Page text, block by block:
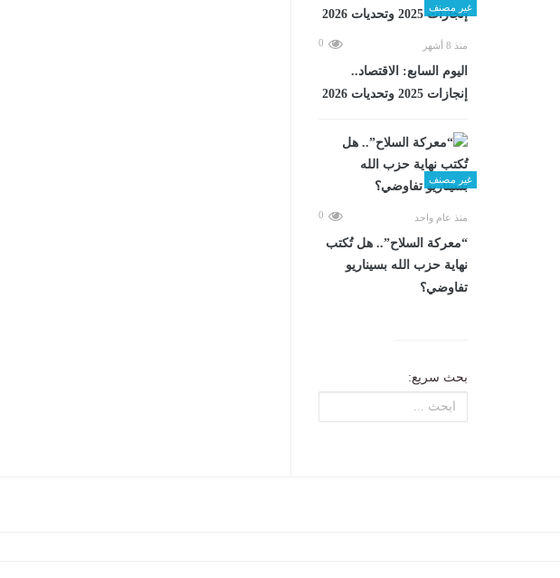
غير مصنف
منذ 8 أشهر 0
اليوم السابع: الاقتصاد..
إنجازات 2025 وتحديات 2026
غير مصنف
منذ عام واحد 0
“معركة السلاح”.. هل تُكتب
نهاية حزب الله بسيناريو
تفاوضي؟
بحث سريع: